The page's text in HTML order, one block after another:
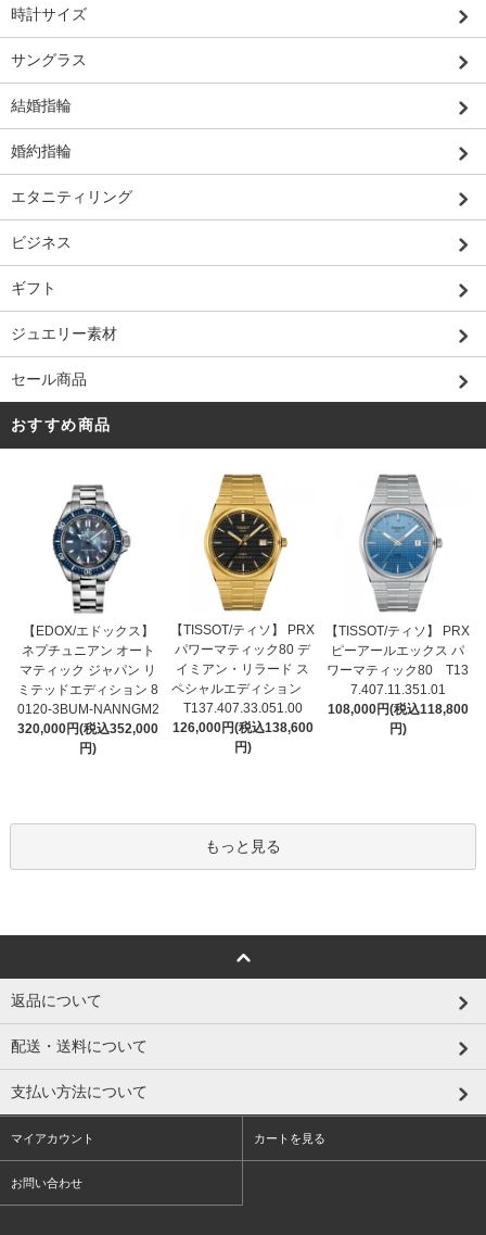
時計サイズ
サングラス
結婚指輪
婚約指輪
エタニティリング
ビジネス
ギフト
ジュエリー素材
セール商品
おすすめ商品
【EDOX/エドックス】
ネプチュニアン オート
マティック ジャパン リ
ミテッドエディション 8
0120-3BUM-NANNGM2
320,000円(税込352,000
円)
【TISSOT/ティソ】 PRX
パワーマティック80 デ
イミアン・リラード ス
ペシャルエディション
T137.407.33.051.00
126,000円(税込138,600
円)
【TISSOT/ティソ】 PRX
ピーアールエックス パ
ワーマティック80 T13
7.407.11.351.01
108,000円(税込118,800
円)
もっと見る
返品について
配送・送料について
支払い方法について
マイアカウント カートを見る
お問い合わせ